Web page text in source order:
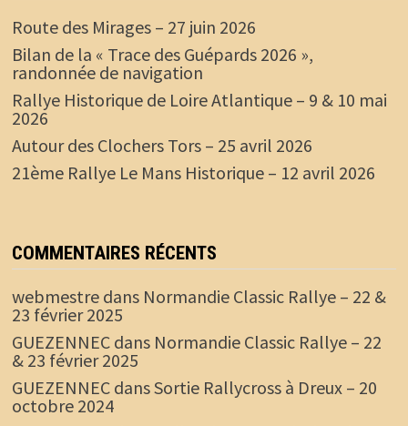
Route des Mirages – 27 juin 2026
Bilan de la « Trace des Guépards 2026 »,
randonnée de navigation
Rallye Historique de Loire Atlantique – 9 & 10 mai
2026
Autour des Clochers Tors – 25 avril 2026
21ème Rallye Le Mans Historique – 12 avril 2026
COMMENTAIRES RÉCENTS
webmestredans Normandie Classic Rallye – 22 &
23 février 2025
GUEZENNECdans Normandie Classic Rallye – 22
& 23 février 2025
GUEZENNECdansSortie Rallycross à Dreux – 20
octobre 2024